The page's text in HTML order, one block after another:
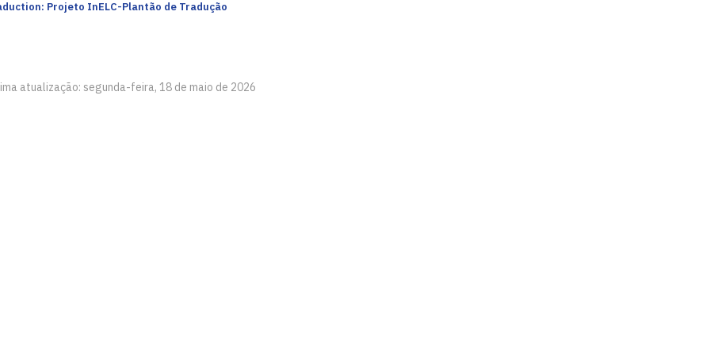
Projeto InELC-Plantão de Tradução
atualização: segunda-feira, 18 de maio de 2026